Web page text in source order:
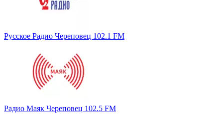
Русское Радио Череповец 102.1 FM
Радио Маяк Череповец 102.5 FM